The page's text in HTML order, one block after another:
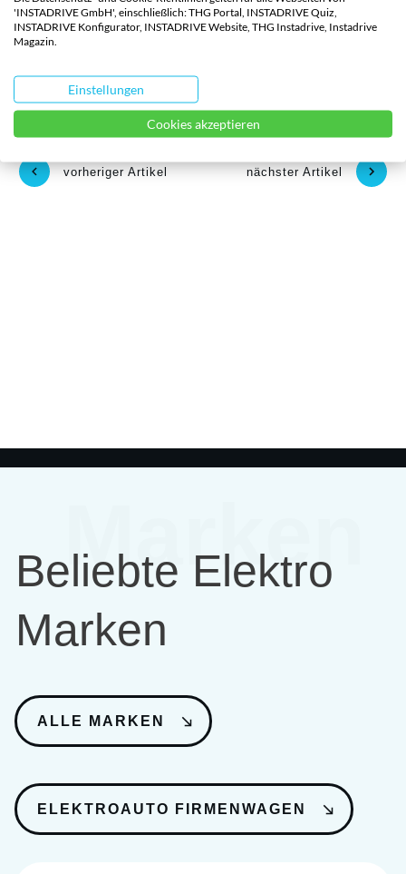
Zukunft aktuelle News zu allen Themen im Bereich
der Elektromobilität sehen möchtest!
vorheriger Artikel nächster Artikel
Marken
Beliebte Elektro
Marken
ALLE MARKEN
ELEKTROAUTO FIRMENWAGEN
'INSTADRIVE GmbH', einschließlich: THG Portal, INSTADRIVE Quiz,
INSTADRIVE Konfigurator, INSTADRIVE Website, THG Instadrive, Instadrive
Magazin.
Einstellungen
Cookies akzeptieren